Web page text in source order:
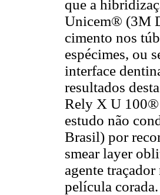
que a
Unicem® (3M
cimento nos
espécimes, ou
interface
resultados
Rely X U 100®
estudo não
Brasil) por
smear layer
agente
película corada.